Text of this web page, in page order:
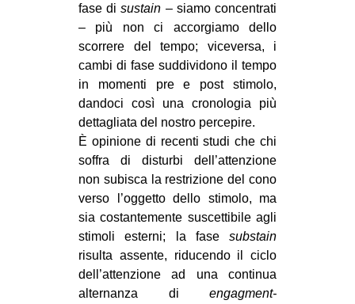
fase disustain –siamo concentrati
– più non ci accorgiamo dello
scorrere del tempo; viceversa, i
cambi di fase suddividono il tempo
in momenti pre e post stimolo,
dandoci così una cronologia più
dettagliata del nostro percepire.
È opinione di recenti studi che chi
soffra di disturbi dell’attenzione
non subisca la restrizione del cono
verso l’oggetto dello stimolo, ma
sia costantemente suscettibile agli
stimoli esterni; la fase substain
risulta assente, riducendo il ciclo
dell’attenzione ad una continua
alternanza di engagment-